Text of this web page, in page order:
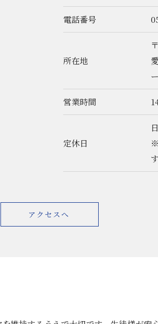
電話番号
所在地
営業時間
定休日
アクセスへ
お問い合わせはこちら